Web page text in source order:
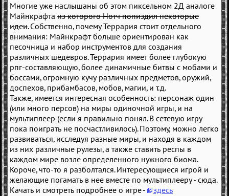
Многие уже наслышаны об этом пиксельном 2Д аналоге
Майнкрафта из которого Нотч попиздил некоторые
идеи. Собственно, почему Террария стоит отдельного
внимания: Майнкрафт больше ориентирован как
песочница и набор инструментов для создания
различных шедевров. Террария имеет более глубокую
рпг-составляющую, более динамичные битвы с мобами и
боссами, огромную кучу различных предметов, оружий,
доспехов, прибамбасов, мобов, магии, и т.д.
Также, имеется интересная особенность: персонаж один
(или много персов) на миры одиночной игры, и на
мультиплеер (если я правильно понял. В сетевую игру
пока поиграть не посчастливилось). Поэтому, можно легко
развиваться, исследуя разные миры, и находя в каждом
из них различные рулезы, а также ставить респы в
каждом мире возле определенного нужного биома.
Короче, что-то я разболтался. Интересующиеся игрой и
желающие погамать в нее вместе по мультиплееру - сюда.
Качать и смотреть подробнее о игре -
здесь